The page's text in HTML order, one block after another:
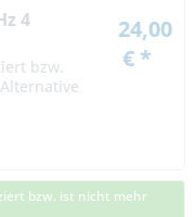
4
bzw.
24,00
€ *
bzw. ist nicht mehr